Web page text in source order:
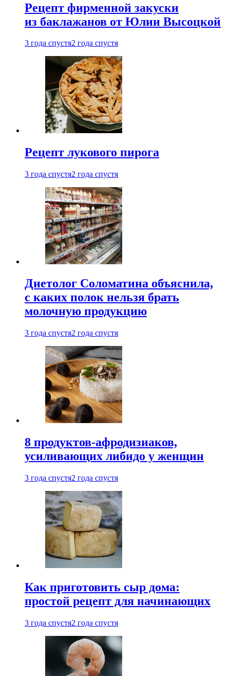
Рецепт фирменной закуски
из баклажанов от Юлии Высоцкой
3 года спустя2 года спустя
Рецепт лукового пирога
3 года спустя2 года спустя
Диетолог Соломатина объяснила,
с каких полок нельзя брать
молочную продукцию
3 года спустя2 года спустя
8 продуктов-афродизиаков,
усиливающих либидо у женщин
3 года спустя2 года спустя
Как приготовить сыр дома:
простой рецепт для начинающих
3 года спустя2 года спустя